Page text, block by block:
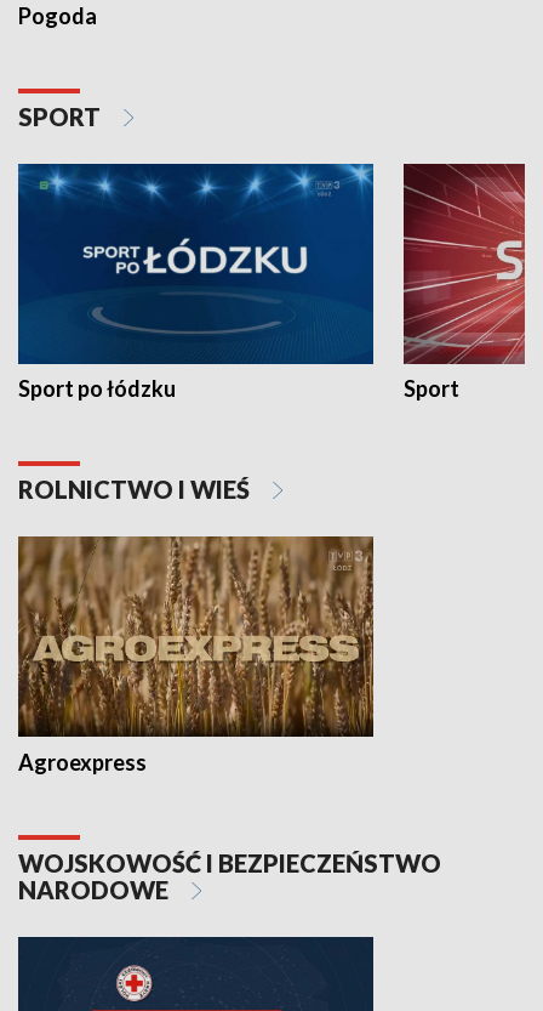
Pogoda
SPORT
Sport po łódzku Sport
ROLNICTWO I WIEŚ
Agroexpress
WOJSKOWOŚĆ I BEZPIECZEŃSTWO
NARODOWE